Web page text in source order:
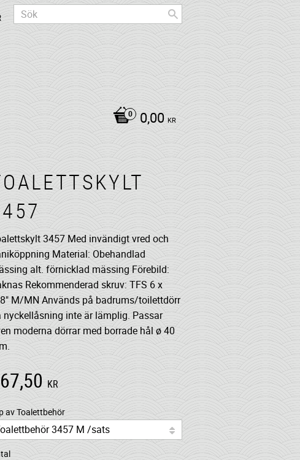
0,00 KR
3457 Med invändigt vred och
Material: Obehandlad
alt. förnicklad mässing Förebild:
Rekommenderad skruv: TFS 6 x
M/MN Används på badrums/toilettdörr
nyckellåsning inte är lämplig. Passar
moderna dörrar med borrade hål ø 40
KR
av Toalettbehör